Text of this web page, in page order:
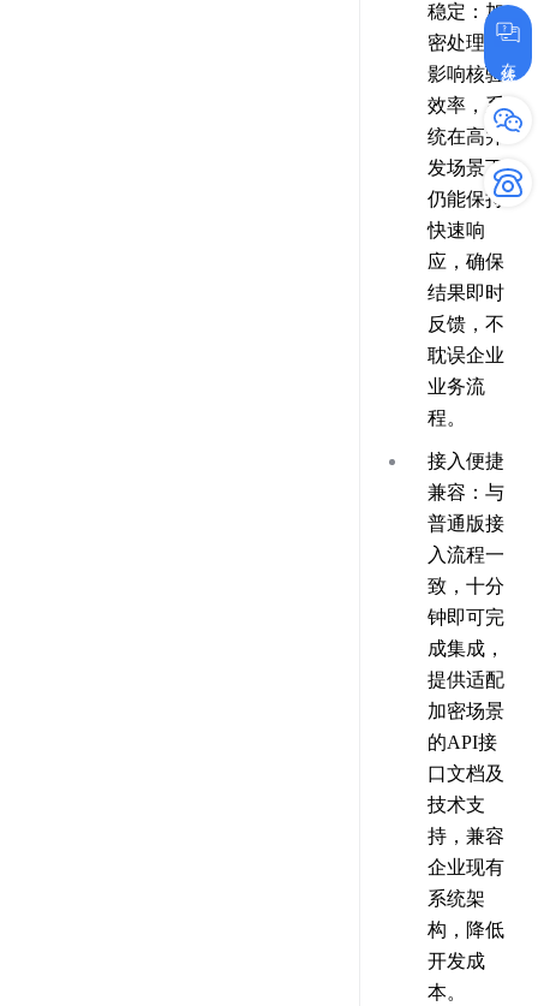
稳定 ：加
密处理不
影响核验
效率，系
统在高并
发场景下
仍能保持
快速响
应，确保
结果即时
反馈，不
耽误企业
业务流
程。
接入便捷
兼容 ：与
普通版接
入流程一
致，十分
钟即可完
成集成，
提供适配
加密场景
的API接
口文档及
技术支
持，兼容
企业现有
系统架
构，降低
开发成
本。
在线咨询